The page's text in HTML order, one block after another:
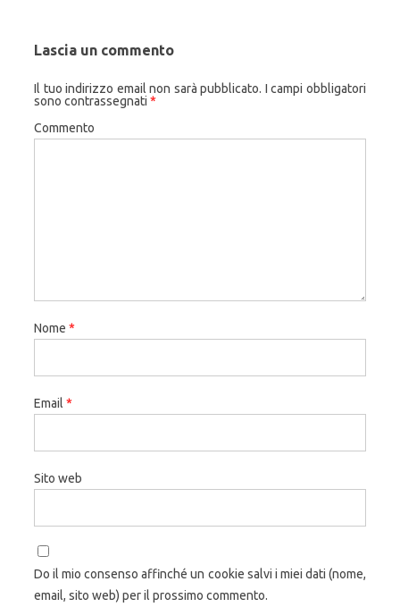
Lascia un commento
Il tuo indirizzo email non sarà pubblicato. I campi obbligatori
sono contrassegnati *
Commento
Nome *
Email *
Sito web
Do il mio consenso affinché un cookie salvi i miei dati (nome,
email, sito web) per il prossimo commento.